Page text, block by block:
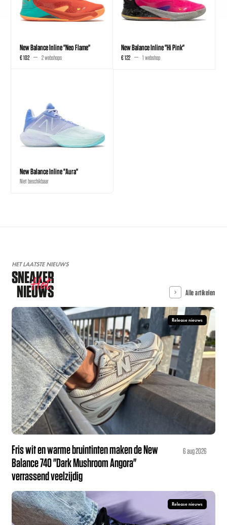
New Balance Inline "Neo Flame"
€ 102 2 webshops
New Balance Inline "Hi Pink"
€ 122 1 webshop
New Balance Inline "Aura"
Niet beschikbaar
HET LAATSTE NIEUWS
SNEAKER
NIEUWS
Hot Alle artikelen
Release nieuws
Fris wit en warme bruintinten maken de New
Balance 740 "Dark Mushroom Angora"
verrassend veelzijdig
6 aug 2026
Release nieuws